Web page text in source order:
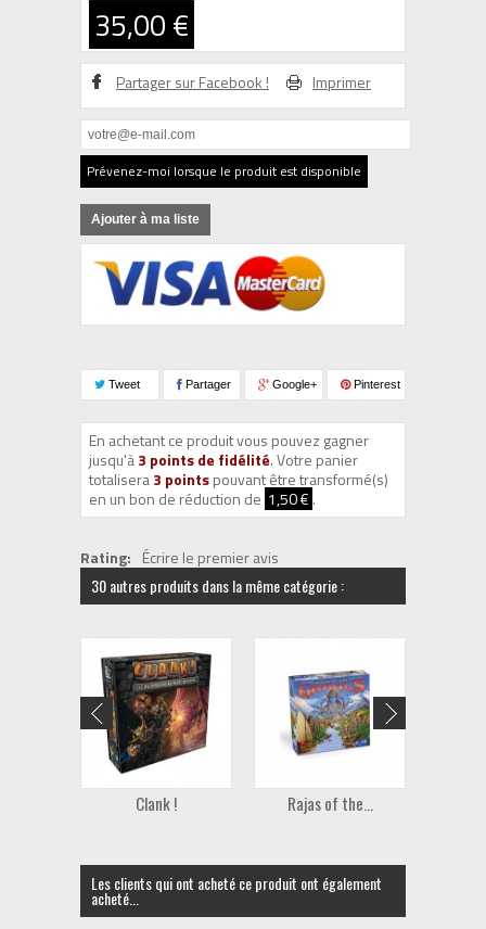
35,00 €
Partager sur Facebook ! Imprimer
Prévenez-moi lorsque le produit est disponible
Ajouter à ma liste
Tweet Partager Google+ Pinterest
En achetant ce produit vous pouvez gagner
jusqu'à3 points de fidélité. Votre panier
totalisera3 pointspouvant être transformé(s)
en un bon de réduction de 1,50 € .
Rating: Écrire le premier avis
30 autres produits dans la même catégorie :
Clank ! Rajas of the...
Les clients qui ont acheté ce produit ont également
acheté...